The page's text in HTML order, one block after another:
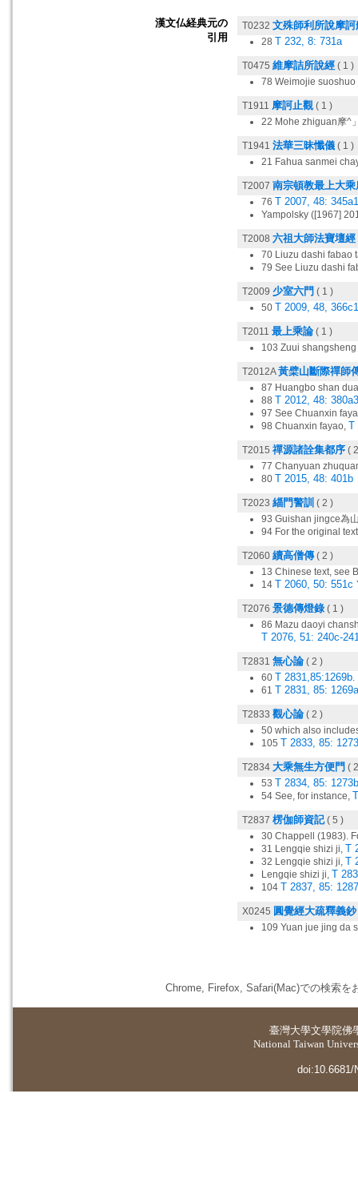
漢文仏経典元の
引用
T0232 文殊師利所說摩
28 T 232, 8: 731a
T0475 維摩詰所說經 ( 1 )
78 Weimojie
T1911 摩訶止觀 ( 1 )
22 Mohe zhiguan摩^
T1941 法華三昧懺儀 ( 1 )
21 Fahua sanmei
T2007 南宗頓教最上大
76 T 2007, 48:
Yampolsky ([1967]
T2008 六祖大師法寶壇經
70 Liuzu dashi fabao
79 See Liuzu dashi
T2009 少室六門 ( 1 )
50 T 2009, 48,
T2011 最上乘論 ( 1 )
103 Zuui
T2012A黃檗山斷際禪師
87 Huangbo shan
88 T 2012, 48:
97 See Chuanxin
98 Chuanxin fayao, T
T2015 禪源諸詮集都序 (
77 Chanyuan
80 T 2015, 48: 401b
T2023 緇門警訓 ( 2 )
93 Guishan jingce為
94 For the original
T2060 續高僧傳 ( 2 )
13 Chinese text, see
14 T 2060, 50: 551c
T2076 景德傳燈錄( 1 )
86 Mazu daoyi
T 2076, 51: 240c-
T2831 無心論 ( 2 )
60 T 2831,85:1269b.
61 T 2831, 85: 1269a
T2833 觀心論 ( 2 )
50 which also
105 T 2833, 85:
T2834 大乘無生方便門 (
53 T 2834, 85:
54 See, for instance,
T2837 楞伽師資記( 5 )
30 Chappell (1983).
31 Lengqie shizi ji, T
32 Lengqie shizi ji, T
Lengqie shizi ji, T
104 T 2837, 85:
X0245 圓覺經大疏釋義鈔
109 Yuan jue jing da
Chrome, Firefox, Safari(Mac)での検索を
臺灣大學文學院佛
National Taiwan
doi:10.6681/